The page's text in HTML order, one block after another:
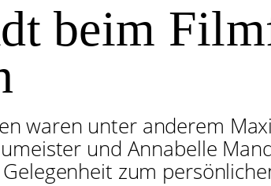
beim
waren unter anderem
und Annabelle
zum